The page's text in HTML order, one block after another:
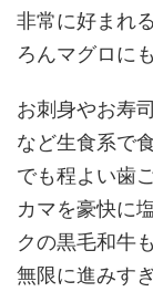
非常に好まれ
ろんマグロに
お刺身やお寿
など生食系で
でも程よい歯
カマを豪快に
クの黒毛和牛
無限に進みす